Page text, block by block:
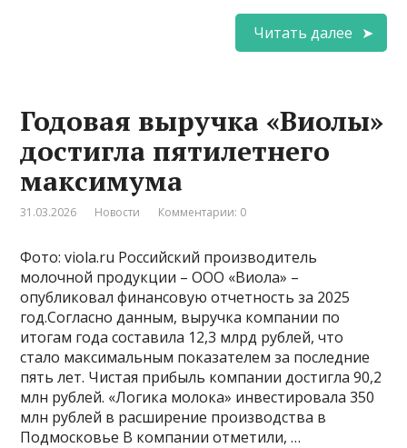
Читать далее
Годовая выручка «Виолы»
достигла пятилетнего
максимума
31.03.2026 Новости Комментарии: 0
Фото: viola.ru Российский производитель
молочной продукции – ООО «Виола» –
опубликовал финансовую отчетность за 2025
год.Согласно данным, выручка компании по
итогам года составила 12,3 млрд рублей, что
стало максимальным показателем за последние
пять лет. Чистая прибыль компании достигла 90,2
млн рублей. «Логика молока» инвестировала 350
млн рублей в расширение производства в
Подмосковье В компании отметили, …